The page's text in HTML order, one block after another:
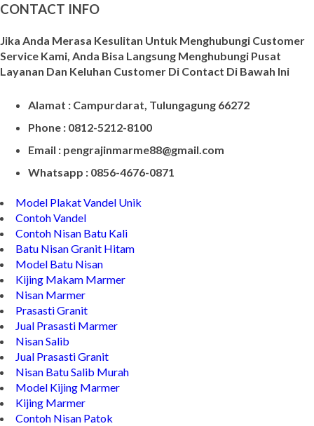
CONTACT INFO
Jika Anda Merasa Kesulitan Untuk Menghubungi Customer
Service Kami, Anda Bisa Langsung Menghubungi Pusat
Layanan Dan Keluhan Customer Di Contact Di Bawah Ini
Alamat : Campurdarat, Tulungagung 66272
Phone : 0812-5212-8100
Email : pengrajinmarme88@gmail.com
Whatsapp : 0856-4676-0871
Model Plakat Vandel Unik
Contoh Vandel
Contoh Nisan Batu Kali
Batu Nisan Granit Hitam
Model Batu Nisan
Kijing Makam Marmer
Nisan Marmer
Prasasti Granit
Jual Prasasti Marmer
Nisan Salib
Jual Prasasti Granit
Nisan Batu Salib Murah
Model Kijing Marmer
Kijing Marmer
Contoh Nisan Patok